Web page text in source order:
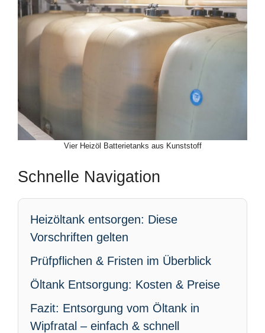
Vier Heizöl Batterietanks aus Kunststoff
Schnelle Navigation
Heizöltank entsorgen: Diese
Vorschriften gelten
Prüfpflichen & Fristen im Überblick
Öltank Entsorgung: Kosten & Preise
Fazit: Entsorgung vom Öltank in
Wipfratal – einfach & schnell